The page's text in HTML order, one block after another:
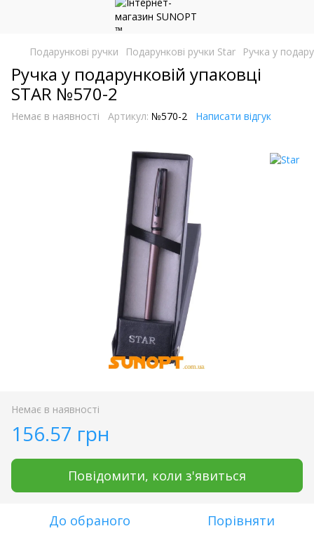
Подарункові ручки Подарункові ручки Star Ручка у
Ручка у подарунковій упаковці
STAR №570-2
Немає в наявності Артикул: №570-2 Написати відгук
Немає в наявності
156.57 грн
Повідомити, коли з'явиться
До обраного Порівняти